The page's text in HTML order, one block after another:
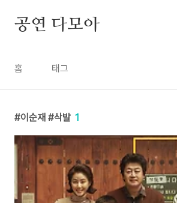
공연 다모아
홈 태그
이순재 #삭발 1